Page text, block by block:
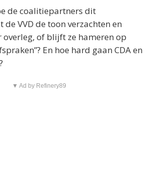
de coalitiepartners dit
VVD de toon verzachten en
of blijft ze hameren op
En hoe hard gaan CDA en
▼ Ad by Refinery89